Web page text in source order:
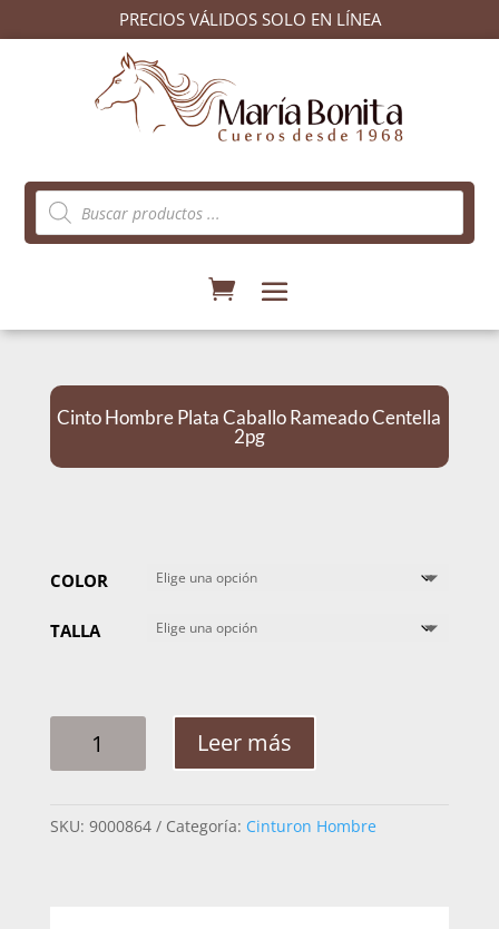
PRECIOS VÁLIDOS SOLO EN LÍNEA
Búsqueda
de
productos
Cinto Hombre Plata Caballo Rameado Centella
2pg
COLOR
TALLA
HOMBRE
RAMEADO
Leer más
SKU: 9000864 Categoría: Cinturon Hombre